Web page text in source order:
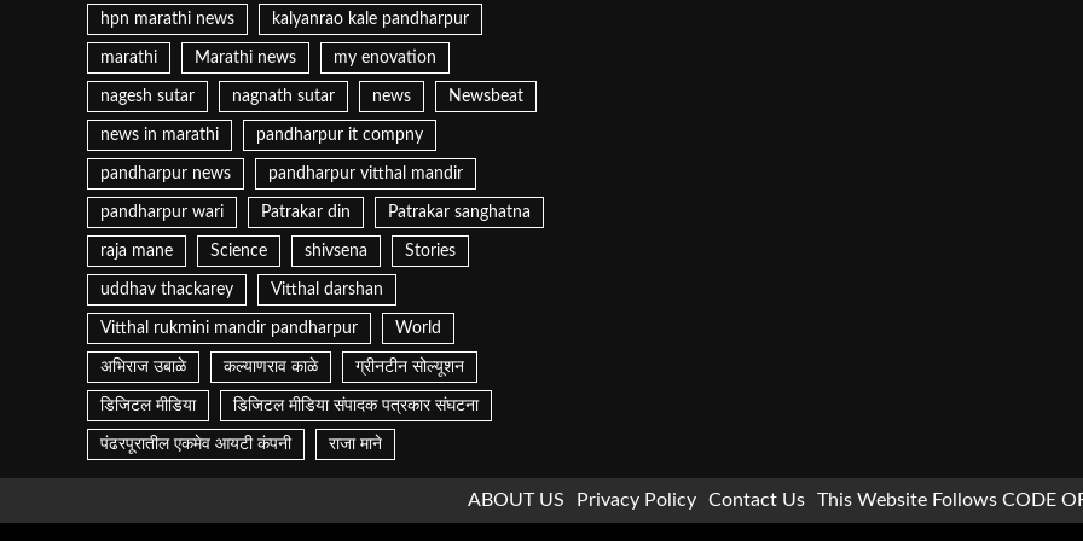
hpn marathi news kalyanrao kale pandharpur
marathi Marathi news my enovation
nagesh sutar nagnath sutar news Newsbeat
news in marathi pandharpur it compny
pandharpur news pandharpur vitthal mandir
pandharpur wari Patrakar din Patrakar sanghatna
raja mane Science shivsena Stories
uddhav thackarey Vitthal darshan
Vitthal rukmini mandir pandharpur World
अभिराज उबाळे कल्याणराव काळे ग्रीनटीन सोल्यूशन
डिजिटल मीडिया डिजिटल मीडिया संपादक पत्रकार संघटना
पंढरपूरातील एकमेव आयटी कंपनी राजा माने
ABOUT US Privacy Policy Contact Us This Website Follows CODE